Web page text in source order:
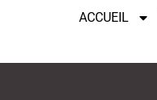
ACCUEIL